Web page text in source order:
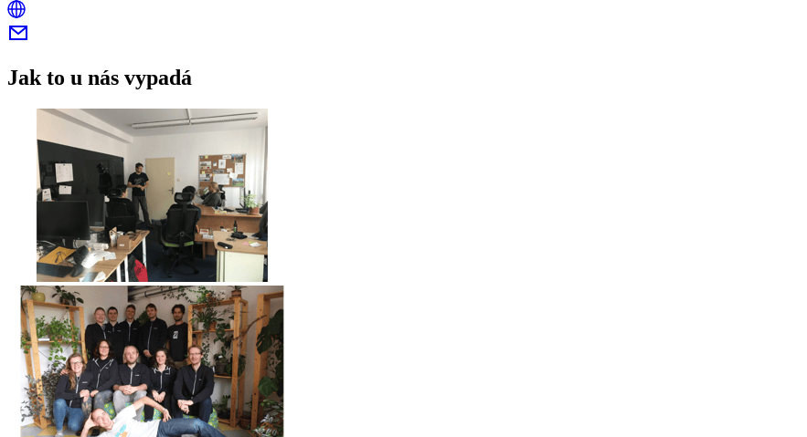
Jak to u nás vypadá